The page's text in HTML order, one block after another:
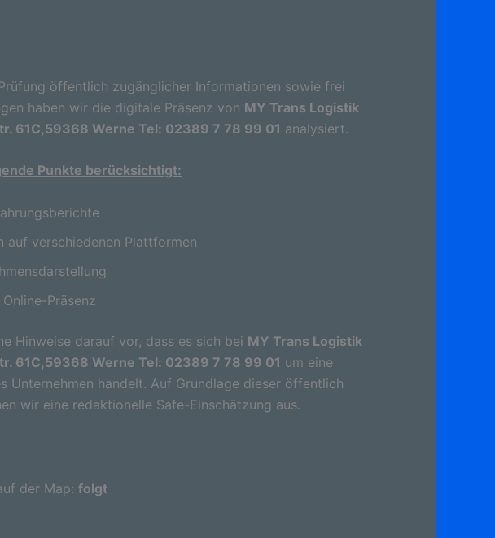
öffentlich zugänglicher Informationen sowie frei
haben wir die digitale Präsenz von MY Trans Logistik
61C,59368 Werne Tel: 02389 7 78 99 01 analysiert.
Punkte berücksichtigt:
auf verschiedenen Plattformen
Präsenz
Hinweise darauf vor, dass es sich bei MY Trans Logistik
61C,59368 Werne Tel: 02389 7 78 99 01 um eine
Unternehmen handelt. Auf Grundlage dieser öffentlich
wir eine redaktionelle Safe-Einschätzung aus.
der Map: folgt